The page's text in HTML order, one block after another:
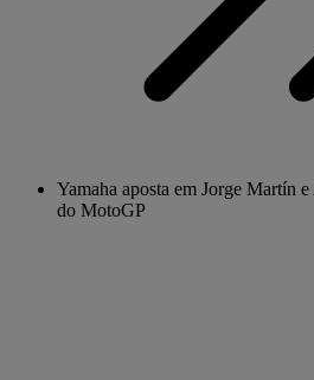
Yamaha aposta em Jorge Martín
do MotoGP